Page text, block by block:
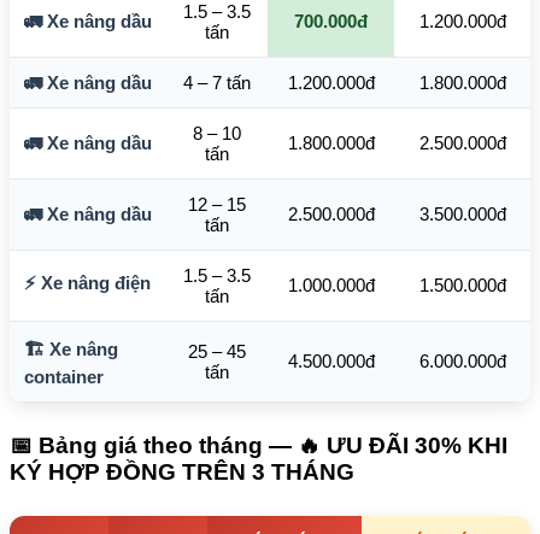
🚛 Xe nâng dầu
1.5 – 3.5
tấn
700.000đ 1.200.000đ
🚛 Xe nâng dầu 4 – 7 tấn 1.200.000đ 1.800.000đ
🚛 Xe nâng dầu
8 – 10
tấn
1.800.000đ 2.500.000đ
🚛 Xe nâng dầu
12 – 15
tấn
2.500.000đ 3.500.000đ
⚡ Xe nâng điện
1.5 – 3.5
tấn
1.000.000đ 1.500.000đ
🏗️ Xe nâng
container
25 – 45
tấn
4.500.000đ 6.000.000đ
📅 Bảng giá theo tháng — 🔥 ƯU ĐÃI 30% KHI
KÝ HỢP ĐỒNG TRÊN 3 THÁNG